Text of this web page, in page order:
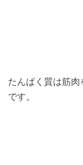
たんぱく質は筋
です。